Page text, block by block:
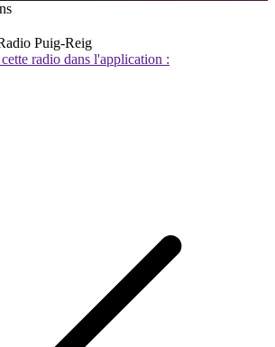
Puig-Reig
radio dans l'application :